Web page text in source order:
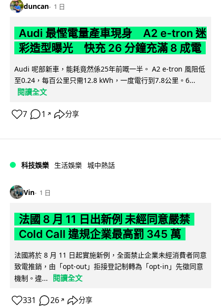
duncan 1 日
Audi 最慳電量產車現身 A2 e-tron 迷
彩造型曝光 快充 26 分鐘充滿 8 成電
Audi 呢部新車，能耗竟然係25年前嘅一半。 A2 e-tron 風阻低
至0.24，每百公里只需12.8 kWh，一度電行到7.8公里。6...
閱讀全文
7 1 ↗ 分享
科技娛樂 生活娛樂 城中熱話
Vin 1 日
法國 8 月 11 日出新例 未經同意嚴禁
Cold Call 違規企業最高罰 345 萬
法國將於 8 月 11 日起實施新例，全面禁止企業未經消費者同意
致電推銷，由「opt-out」拒接登記制轉為「opt-in」先徵同意
機制。違...
閱讀全文
331 26 ↗ 分享